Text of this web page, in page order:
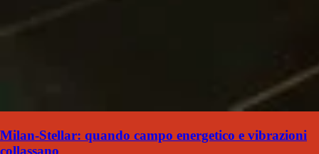
Milan-Stellar: quando campo energetico e vibrazioni
collassano